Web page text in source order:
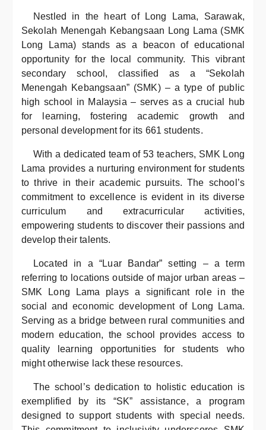
Nestled in the heart of Long Lama, Sarawak,
Sekolah Menengah Kebangsaan Long Lama (SMK
Long Lama) stands as a beacon of educational
opportunity for the local community. This vibrant
secondary school, classified as a “Sekolah
Menengah Kebangsaan” (SMK) – a type of public
high school in Malaysia – serves as a crucial hub
for learning, fostering academic growth and
personal development for its 661 students.
With a dedicated team of 53 teachers, SMK Long
Lama provides a nurturing environment for students
to thrive in their academic pursuits. The school’s
commitment to excellence is evident in its diverse
curriculum and extracurricular activities,
empowering students to discover their passions and
develop their talents.
Located in a “Luar Bandar” setting – a term
referring to locations outside of major urban areas –
SMK Long Lama plays a significant role in the
social and economic development of Long Lama.
Serving as a bridge between rural communities and
modern education, the school provides access to
quality learning opportunities for students who
might otherwise lack these resources.
The school’s dedication to holistic education is
exemplified by its “SK” assistance, a program
designed to support students with special needs.